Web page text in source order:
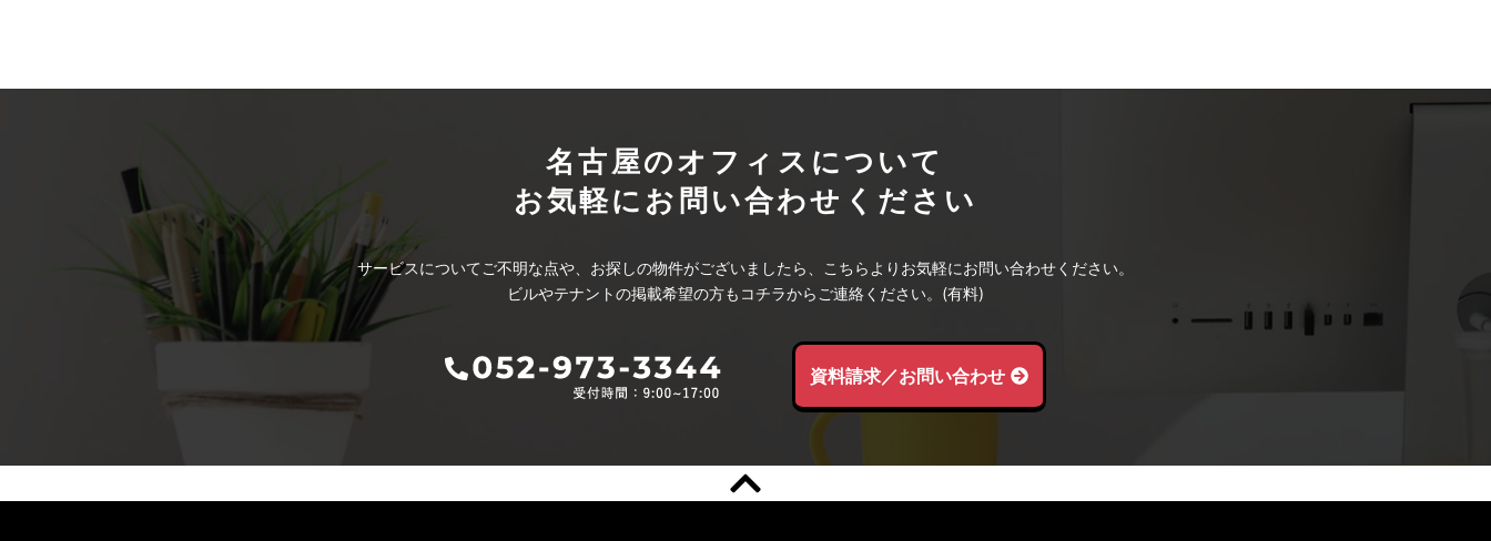
名古屋のオフィスについて
お気軽にお問い合わせください
サービスについてご不明な点や、お探しの物件がございましたら、こちらよりお気軽にお問い合わせください。
ビルやテナントの掲載希望の方もコチラからご連絡ください。(有料)
資料請求／お問い合わせ